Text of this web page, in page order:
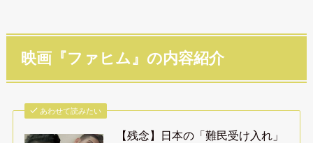
映画『ファヒム』の内容紹介
あわせて読みたい
【残念】日本の「難民受け入れ」